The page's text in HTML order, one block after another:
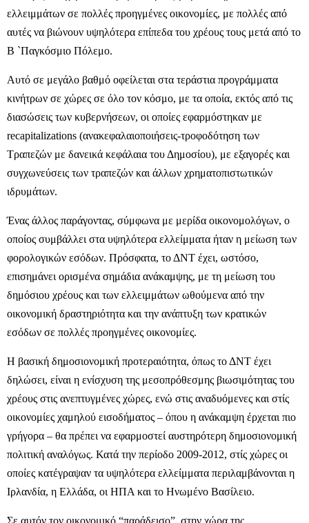
ελλειμμάτων σε πολλές προηγμένες οικονομίες, με πολλές από
αυτές να βιώνουν υψηλότερα επίπεδα του χρέους τους μετά από το
Β `Παγκόσμιο Πόλεμο.
Αυτό σε μεγάλο βαθμό οφείλεται στα τεράστια προγράμματα
κινήτρων σε χώρες σε όλο τον κόσμο, με τα οποία, εκτός από τις
διασώσεις των κυβερνήσεων, οι οποίες εφαρμόστηκαν με
recapitalizations (ανακεφαλαιοποιήσεις-τροφοδότηση των
Τραπεζών με δανεικά κεφάλαια του Δημοσίου), με εξαγορές και
συγχωνεύσεις των τραπεζών και άλλων χρηματοπιστωτικών
ιδρυμάτων.
Ένας άλλος παράγοντας, σύμφωνα με μερίδα οικονομολόγων, ο
οποίος συμβάλλει στα υψηλότερα ελλείμματα ήταν η μείωση των
φορολογικών εσόδων. Πρόσφατα, το ΔΝΤ έχει, ωστόσο,
επισημάνει ορισμένα σημάδια ανάκαμψης, με τη μείωση του
δημόσιου χρέους και των ελλειμμάτων ωθούμενα από την
οικονομική δραστηριότητα και την ανάπτυξη των κρατικών
εσόδων σε πολλές προηγμένες οικονομίες.
Η βασική δημοσιονομική προτεραιότητα, όπως το ΔΝΤ έχει
δηλώσει, είναι η ενίσχυση της μεσοπρόθεσμης βιωσιμότητας του
χρέους στις ανεπτυγμένες χώρες, ενώ στις αναδυόμενες και στίς
οικονομίες χαμηλού εισοδήματος – όπου η ανάκαμψη έρχεται πιο
γρήγορα – θα πρέπει να εφαρμοστεί αυστηρότερη δημοσιονομική
πολιτική αναλόγως. Κατά την περίοδο 2009-2012, στίς χώρες οι
οποίες κατέγραψαν τα υψηλότερα ελλείμματα περιλαμβάνονται η
Ιρλανδία, η Ελλάδα, οι ΗΠΑ και το Ηνωμένο Βασίλειο.
Σε αυτόν τον οικονομικό “παράδεισο”, στην χώρα της